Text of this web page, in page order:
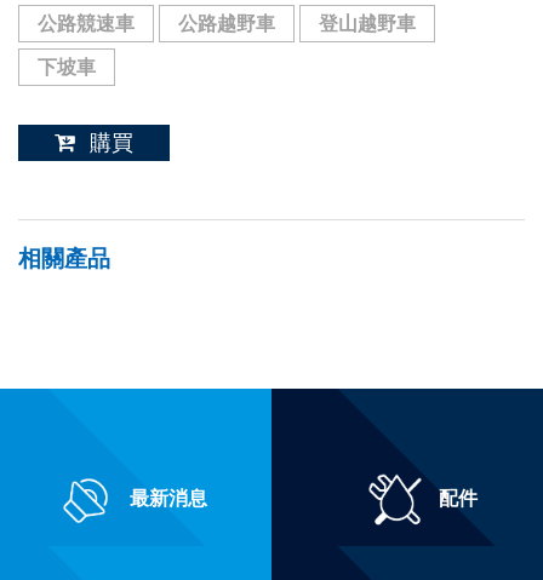
公路競速車 公路越野車 登山越野車
下坡車
購買
相關產品
最新消息 配件